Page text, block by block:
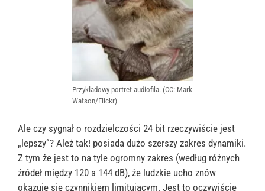
Przykładowy portret audiofila. (CC: Mark
Watson/Flickr)
Ale czy sygnał o rozdzielczości 24 bit rzeczywiście jest
„lepszy”? Ależ tak! posiada dużo szerszy zakres dynamiki.
Z tym że jest to na tyle ogromny zakres (według różnych
źródeł między 120 a 144 dB), że ludzkie ucho znów
okazuje się czynnikiem limitującym. Jest to oczywiście